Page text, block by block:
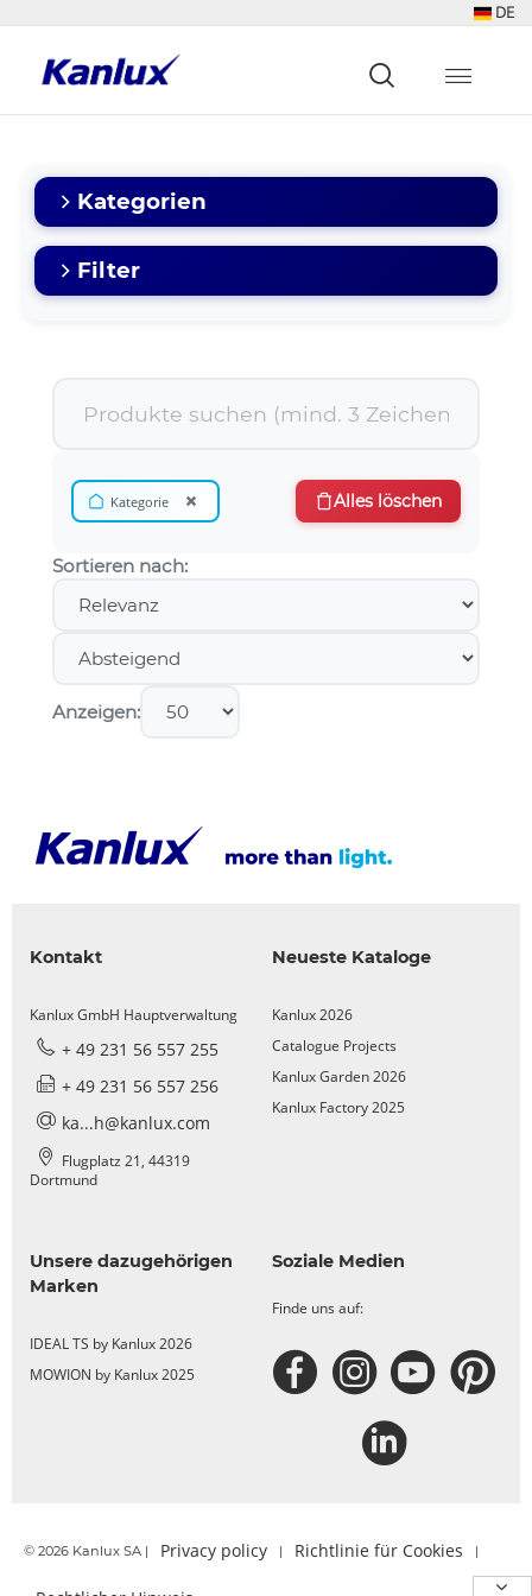
DE
główna
Kategorien
Filter
Kategorie × Alles löschen
Sortieren nach:
Anzeigen:
Kontakt
Kanlux GmbH Hauptverwaltung
+ 49 231 56 557 255
+ 49 231 56 557 256
ka...h@kanlux.com
Flugplatz 21, 44319
Dortmund
Neueste Kataloge
Kanlux 2026
Catalogue Projects
Kanlux Garden 2026
Kanlux Factory 2025
Unsere dazugehörigen
Marken
IDEAL TS by Kanlux 2026
MOWION by Kanlux 2025
Soziale Medien
Finde uns auf:
© 2026 Kanlux SA | Privacy policy | Richtlinie für Cookies |